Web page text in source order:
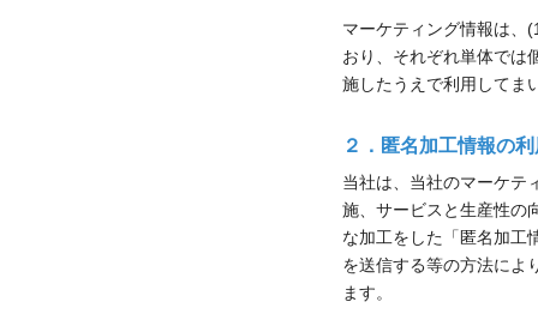
マーケティング情報は、
おり、それぞれ単体では
施したうえで利用してま
２．匿名加工情報の
当社は、当社のマーケテ
施、サービスと生産性の
な加工をした「匿名加工
を送信する等の方法によ
ます。